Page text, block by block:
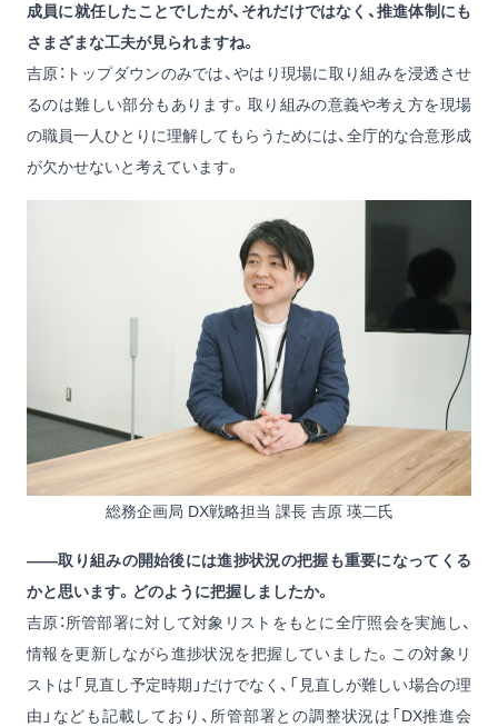
成員に就任したことでしたが、それだけではなく、推進体制にも
さまざまな工夫が見られますね。
吉原：トップダウンのみでは、やはり現場に取り組みを浸透させ
るのは難しい部分もあります。取り組みの意義や考え方を現場
の職員一人ひとりに理解してもらうためには、全庁的な合意形成
が欠かせないと考えています。
総務企画局 DX戦略担当 課長 吉原 瑛二氏
——取り組みの開始後には進捗状況の把握も重要になってくる
かと思います。どのように把握しましたか。
吉原：所管部署に対して対象リストをもとに全庁照会を実施し、
情報を更新しながら進捗状況を把握していました。この対象リ
ストは「見直し予定時期」だけでなく、「見直しが難しい場合の理
由」なども記載しており、所管部署との調整状況は「DX推進会